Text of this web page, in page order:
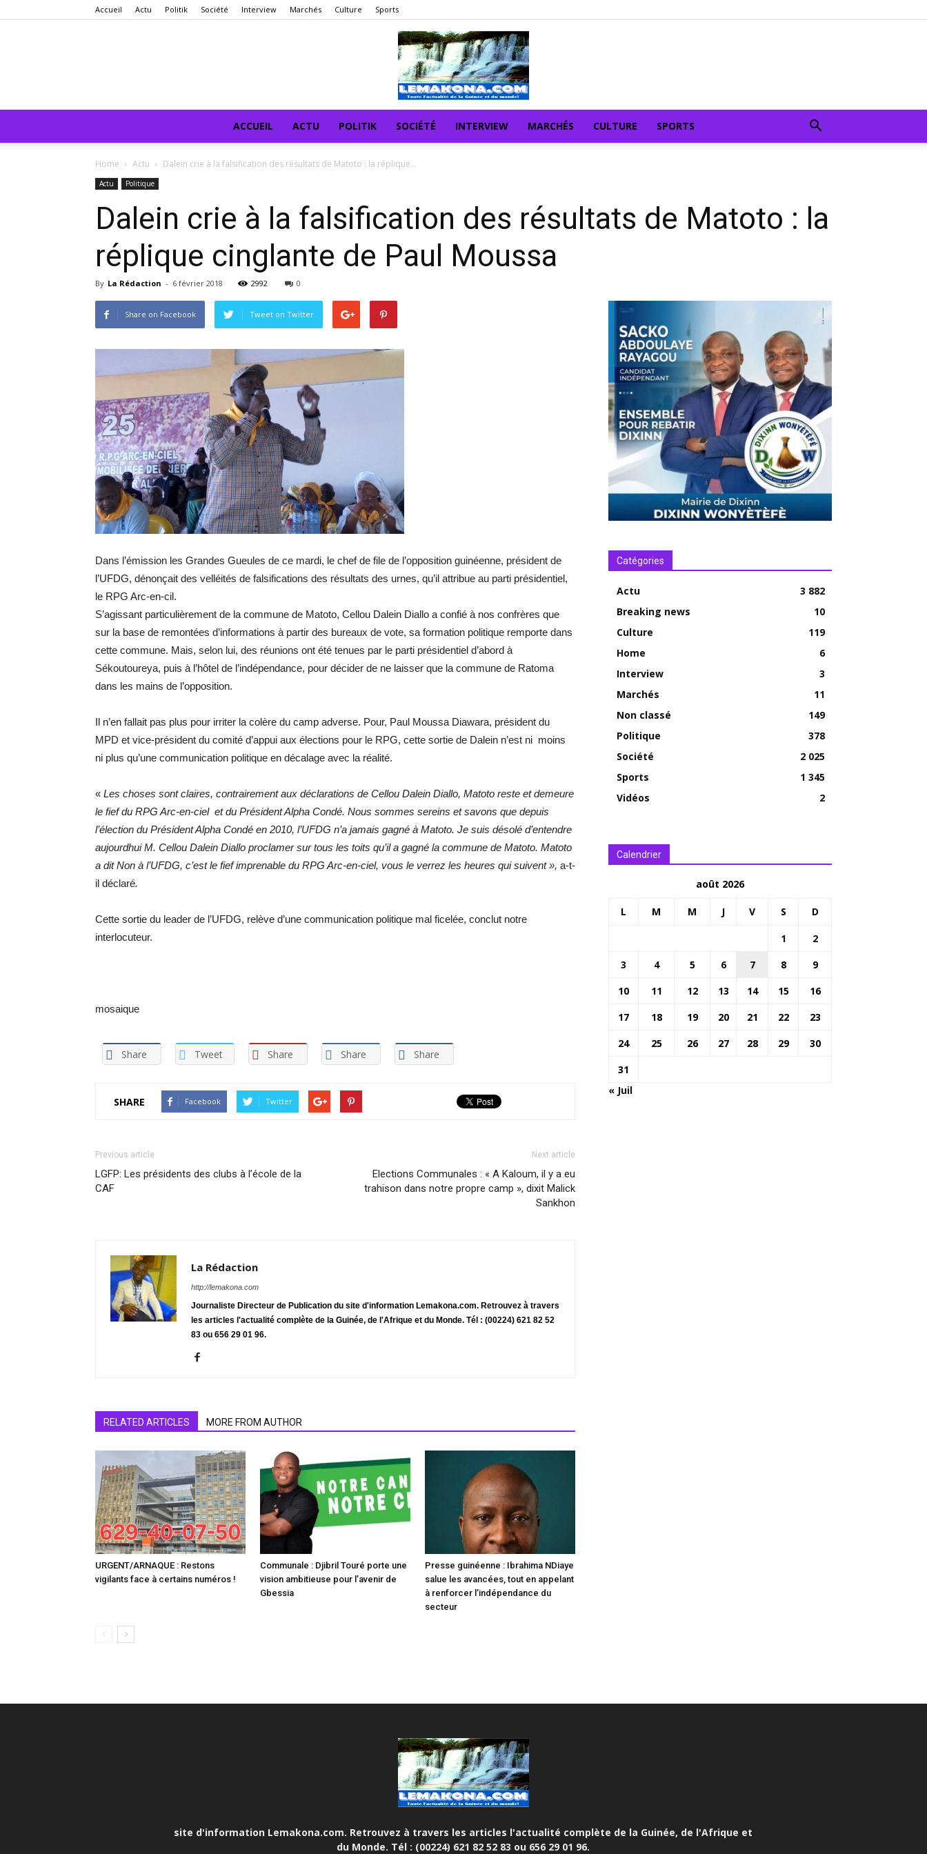
Accueil Actu Politik Société Interview Marchés Culture Sports
ACCUEIL ACTU POLITIK SOCIÉTÉ INTERVIEW MARCHÉS CULTURE SPORTS
Home Actu Dalein crie à la falsification des résultats de Matoto : la réplique...
Actu Politique
Dalein crie à la falsification des résultats de Matoto : la
réplique cinglante de Paul Moussa
By La Rédaction - 6 février 2018 2992 0
Share on Facebook Tweet on Twitter
Dans l’émission les Grandes Gueules de ce mardi, le chef de file de l’opposition guinéenne, président de
l’UFDG, dénonçait des velléités de falsifications des résultats des urnes, qu’il attribue au parti présidentiel,
le RPG Arc-en-cil.
S’agissant particulièrement de la commune de Matoto, Cellou Dalein Diallo a confié à nos confrères que
sur la base de remontées d’informations à partir des bureaux de vote, sa formation politique remporte dans
cette commune. Mais, selon lui, des réunions ont été tenues par le parti présidentiel d’abord à
Sékoutoureya, puis à l’hôtel de l’indépendance, pour décider de ne laisser que la commune de Ratoma
dans les mains de l’opposition.
Il n’en fallait pas plus pour irriter la colère du camp adverse. Pour, Paul Moussa Diawara, président du
MPD et vice-président du comité d’appui aux élections pour le RPG, cette sortie de Dalein n’est ni moins
ni plus qu’une communication politique en décalage avec la réalité.
« Les choses sont claires, contrairement aux déclarations de Cellou Dalein Diallo, Matoto reste et demeure
le fief du RPG Arc-en-ciel et du Président Alpha Condé. Nous sommes sereins et savons que depuis
l’élection du Président Alpha Condé en 2010, l’UFDG n’a jamais gagné à Matoto. Je suis désolé d’entendre
aujourdhui M. Cellou Dalein Diallo proclamer sur tous les toits qu’il a gagné la commune de Matoto. Matoto
a dit Non à l’UFDG, c’est le fief imprenable du RPG Arc-en-ciel, vous le verrez les heures qui suivent », a-t-
il déclaré.
Cette sortie du leader de l’UFDG, relève d’une communication politique mal ficelée, conclut notre
interlocuteur.
mosaique
Share Tweet Share Share Share
SHARE Facebook Twitter
Previous article
LGFP: Les présidents des clubs à l’école de la
CAF
Next article
Elections Communales : « A Kaloum, il y a eu
trahison dans notre propre camp », dixit Malick
Sankhon
La Rédaction
http://lemakona.com
Journaliste Directeur de Publication du site d'information Lemakona.com. Retrouvez à travers
les articles l'actualité complète de la Guinée, de l'Afrique et du Monde. Tél : (00224) 621 82 52
83 ou 656 29 01 96.
RELATED ARTICLES MORE FROM AUTHOR
URGENT/ARNAQUE : Restons
vigilants face à certains numéros !
Communale : Djibril Touré porte une
vision ambitieuse pour l’avenir de
Gbessia
Presse guinéenne : Ibrahima NDiaye
salue les avancées, tout en appelant
à renforcer l’indépendance du
secteur
Catégories
Actu
3 882
Breaking news
10
Culture
119
Home
6
Interview
3
Marchés
11
Non classé
149
Politique
378
Société
2 025
Sports
1 345
Vidéos
2
Calendrier
août 2026
L M M J V S D
1
2
3
4 5 6 7 8
9
10
11 12 13 14 15
16
17
18 19 20 21 22
23
24
25 26 27 28 29
30
31
« Juil
site d'information Lemakona.com. Retrouvez à travers les articles l'actualité complète de la Guinée, de l'Afrique et
du Monde. Tél : (00224) 621 82 52 83 ou 656 29 01 96.